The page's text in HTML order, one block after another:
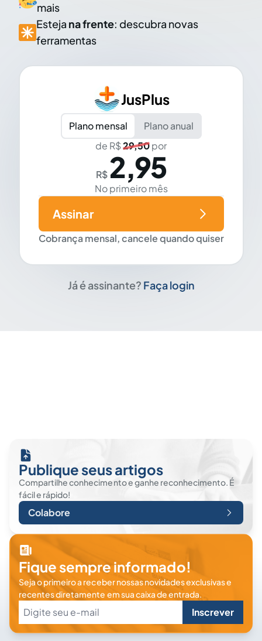
mais
Esteja na frente: descubra novas
ferramentas
JusPlus
Plano mensal
Plano anual
de R$29,50por
R$ 2,95
No primeiro mês
Cobrança mensal, cancele quando quiser
Assinar
Já é assinante? Faça login
Publique seus artigos
Compartilhe conhecimento e ganhe reconhecimento. É
fácil e rápido!
Colabore
Fique sempre informado!
Seja o primeiro a receber nossas novidades exclusivas e
recentes diretamente em sua caixa de entrada.
Inscrever